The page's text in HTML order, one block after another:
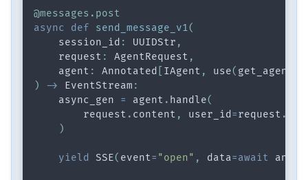
@messages . post
async
def send_message_v1(
    session_id
: UUIDStr ,
    request
: AgentRequest ,
    agent
: Annotated IAgent , use( get_agent
)
-> EventStream :
    async_gen
= agent . handle(
        request
. content , user_id =request .
)
yield SSE( event= "open" , data=await anext